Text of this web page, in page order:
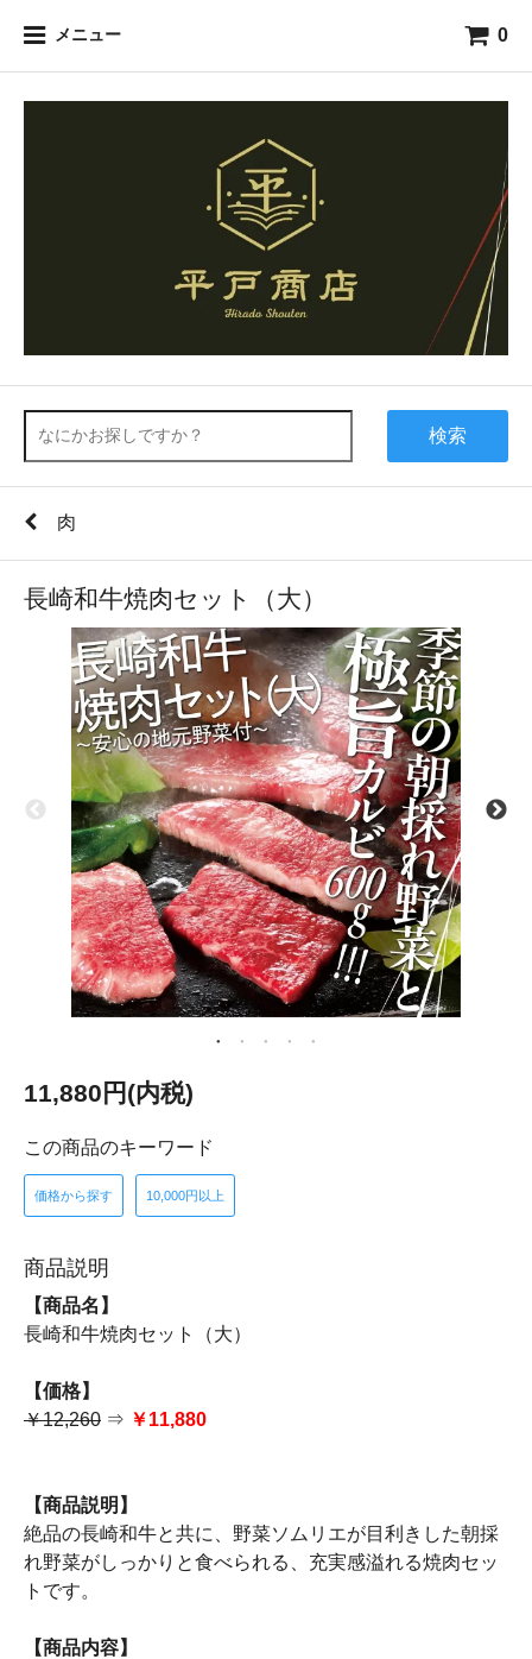
メニュー 0
検索
肉
長崎和牛焼肉セット（大）
11,880円(内税)
この商品のキーワード
価格から探す 10,000円以上
商品説明
【商品名】
長崎和牛焼肉セット（大）
【価格】
￥12,260 ⇒ ￥11,880
【商品説明】
絶品の長崎和牛と共に、野菜ソムリエが目利きした朝採
れ野菜がしっかりと食べられる、充実感溢れる焼肉セッ
トです。
【商品内容】